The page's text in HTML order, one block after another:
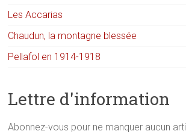
Les Accarias
Chaudun, la montagne blessée
Pellafol en 1914-1918
Lettre d'information
Abonnez-vous pour ne manquer aucun